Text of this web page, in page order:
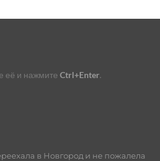
её и нажмите Ctrl+Enter.
в Новгород и не пожалела